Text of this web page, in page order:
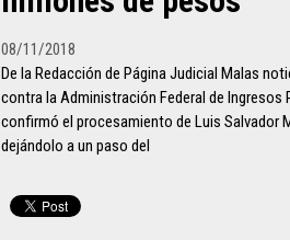
08/11/2018
De la Redacción de Página Judicial Malas
contra la Administración Federal de Ingresos
confirmó el procesamiento de Luis Salvador
dejándolo a un paso del